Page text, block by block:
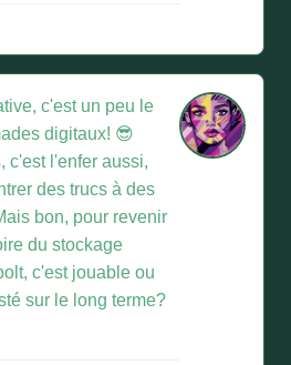
c'est un peu le
digitaux! 😎
c'est l'enfer aussi,
des trucs à des
bon, pour revenir
du stockage
c'est jouable ou
sur le long terme?